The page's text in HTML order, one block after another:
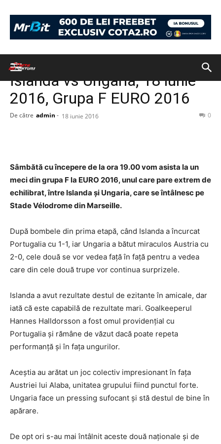
Fără categorie
Islanda vs Ungaria, 18 iunie
2016, Grupa F EURO 2016
De către admin - 18 iunie 2016 0
Sâmbătă cu începere de la ora 19.00 vom asista la un
meci din grupa F la EURO 2016, unul care pare extrem de
echilibrat, între Islanda și Ungaria, care se întâlnesc pe
Stade Vélodrome din Marseille.
După bombele din prima etapă, când Islanda a încurcat
Portugalia cu 1-1, iar Ungaria a bătut miraculos Austria cu
2-0, cele două se vor vedea față în față pentru a vedea
care din cele două trupe vor continua surprizele.
Islanda a avut rezultate destul de ezitante în amicale, dar
iată că este capabilă de rezultate mari. Goalkeeperul
Hannes Halldorsson a fost omul providențial cu
Portugalia și rămâne de văzut dacă poate repeta
performanță și în fața ungurilor.
Aceștia au arătat un joc colectiv impresionant în fața
Austriei lui Alaba, unitatea grupului fiind punctul forte.
Ungaria face un pressing sufocant și stă destul de bine în
apărare.
De opt ori s-au mai întâlnit aceste două naționale și de